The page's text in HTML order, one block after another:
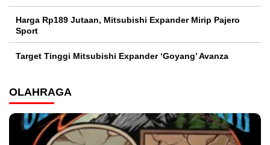
Harga Rp189 Jutaan, Mitsubishi Expander Mirip Pajero
Sport
Target Tinggi Mitsubishi Expander ‘Goyang’ Avanza
OLAHRAGA